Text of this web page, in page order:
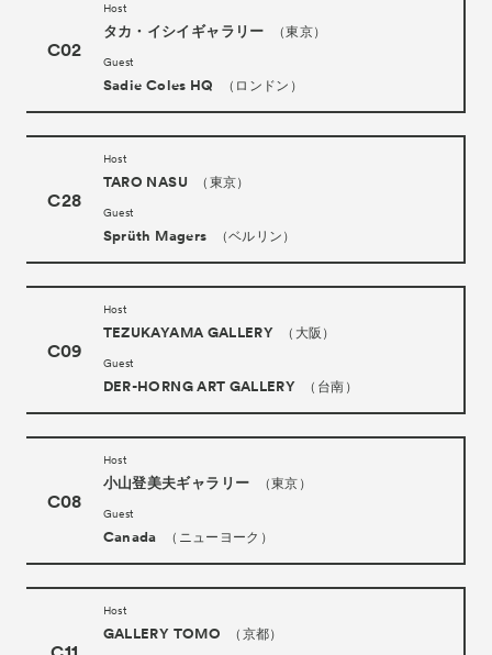
Tickets VIP
C02
Host
タカ・イシイギャラリー （東京）
Guest
Sadie Coles HQ （ロンドン）
C28
Host
TARO NASU （東京）
Guest
Sprüth Magers （ベルリン）
C09
Host
TEZUKAYAMA GALLERY （大阪）
Guest
DER-HORNG ART GALLERY （台南）
C08
Host
小山登美夫ギャラリー （東京）
Guest
Canada （ニューヨーク）
Host
GALLERY TOMO （京都）